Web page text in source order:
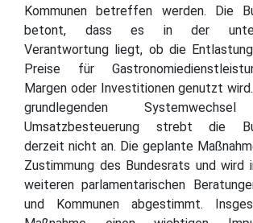
Kommunen betreffen werden. Die
betont, dass es in der
Verantwortung liegt, ob die
Preise für
Margen oder Investitionen genutzt
grundlegenden
Umsatzbesteuerung strebt die
derzeit nicht an. Die geplante
Zustimmung des Bundesrats und wird
weiteren parlamentarischen
und Kommunen abgestimmt.